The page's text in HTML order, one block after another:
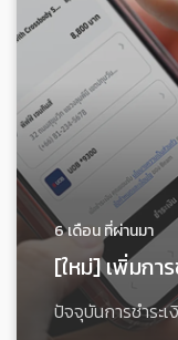
6 เดือน ที่ผ่านมา
[ใหม่] เพิ่มกา
ปัจจุบันการชำระเ